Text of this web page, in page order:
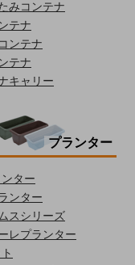
みコンテナ
テナ
ンテナ
テナ
キャリー
プランター
ター
ンター
スシリーズ
レプランター